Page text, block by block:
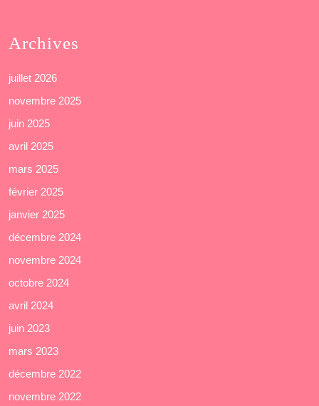
Archives
juillet 2026
novembre 2025
juin 2025
avril 2025
mars 2025
février 2025
janvier 2025
décembre 2024
novembre 2024
octobre 2024
avril 2024
juin 2023
mars 2023
décembre 2022
novembre 2022